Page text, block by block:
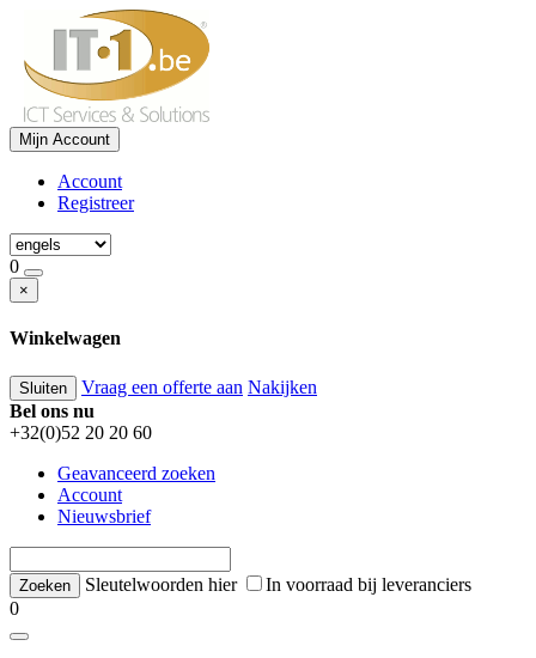
Mijn Account
Account
Registreer
0
×
Winkelwagen
Sluiten Vraag een offerte aan Nakijken
Bel ons nu
+32(0)52 20 20 60
Geavanceerd zoeken
Account
Nieuwsbrief
Sleutelwoorden hier
In voorraad bij leveranciers
0